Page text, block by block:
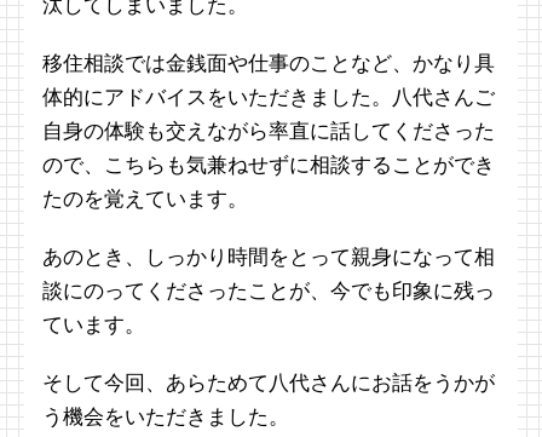
汰してしまいました。
移住相談では金銭面や仕事のことなど、かなり具
体的にアドバイスをいただきました。八代さんご
自身の体験も交えながら率直に話してくださった
ので、こちらも気兼ねせずに相談することができ
たのを覚えています。
あのとき、しっかり時間をとって親身になって相
談にのってくださったことが、今でも印象に残っ
ています。
そして今回、あらためて八代さんにお話をうかが
う機会をいただきました。